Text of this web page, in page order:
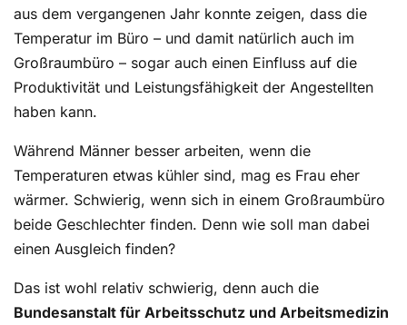
aus dem vergangenen Jahr konnte zeigen, dass die
Temperatur im Büro – und damit natürlich auch im
Großraumbüro – sogar auch einen Einfluss auf die
Produktivität und Leistungsfähigkeit der Angestellten
haben kann.
Während Männer besser arbeiten, wenn die
Temperaturen etwas kühler sind, mag es Frau eher
wärmer. Schwierig, wenn sich in einem Großraumbüro
beide Geschlechter finden. Denn wie soll man dabei
einen Ausgleich finden?
Das ist wohl relativ schwierig, denn auch die
Bundesanstalt für Arbeitsschutz und Arbeitsmedizin